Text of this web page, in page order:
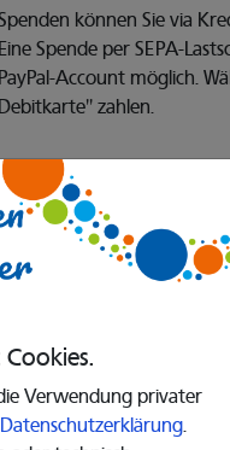
Verwendung privater
Datenschutzerklärung.
können Sie via
Eine Spende per SEPA-
PayPal-Account möglich.
Debitkarte" zahlen.